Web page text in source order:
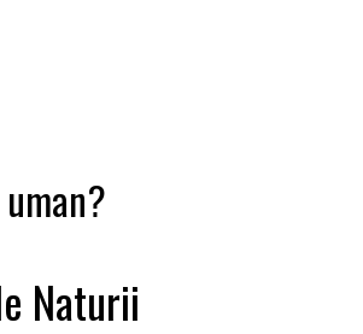
Naturii